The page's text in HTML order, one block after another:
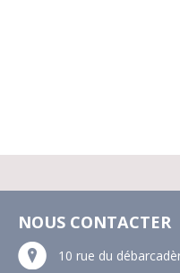
NOUS CONTACTER
10 rue du